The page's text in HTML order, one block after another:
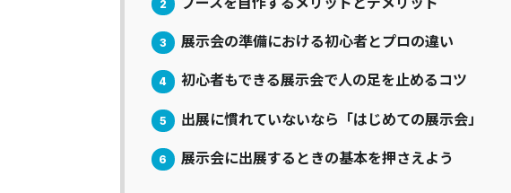
2
3 展示会の準備における初心者とプロの違い
4 初心者もできる展示会で人の足を止めるコツ
5 出展に慣れていないなら「はじめての展示会」
6 展示会に出展するときの基本を押さえよう